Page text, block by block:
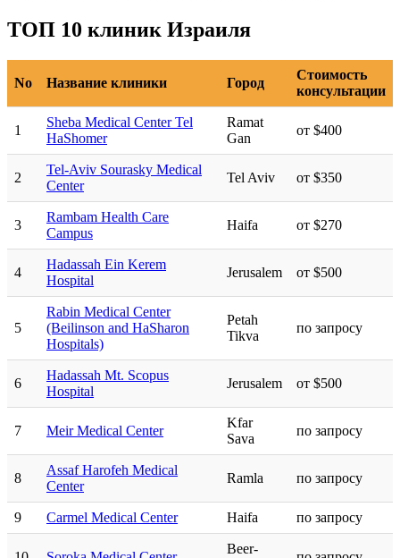
ТОП 10 клиник Израиля
No Название клиники Город
Стоимость
консультации
1
Sheba Medical Center Tel
HaShomer
Ramat
Gan
от $400
2
Tel-Aviv Sourasky Medical
Center
Tel Aviv от $350
3
Rambam Health Care
Campus
Haifa от $270
4
Hadassah Ein Kerem
Hospital
Jerusalem от $500
5
Rabin Medical Center
(Beilinson and HaSharon
Hospitals)
Petah
Tikva
по запросу
6
Hadassah Mt. Scopus
Hospital
Jerusalem от $500
7 Meir Medical Center
Kfar
Sava
по запросу
8
Assaf Harofeh Medical
Center
Ramla по запросу
9 Carmel Medical Center Haifa по запросу
Beer-